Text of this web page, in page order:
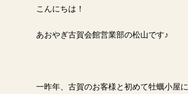
こんにちは！
あおやぎ古賀会館営業部の松山です♪
一昨年、古賀のお客様と初めて牡蠣小屋に